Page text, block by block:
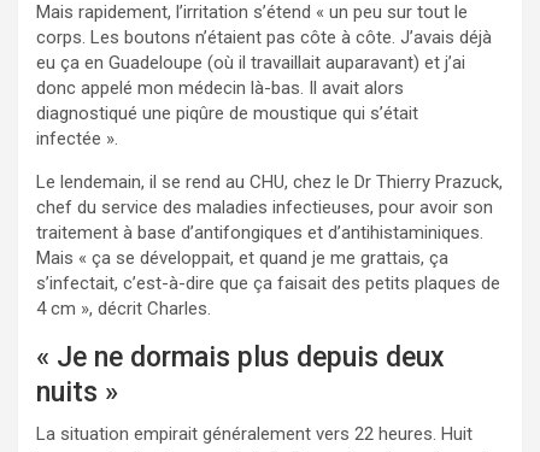
Mais rapidement, l’irritation s’étend « un peu sur tout le
corps. Les boutons n’étaient pas côte à côte. J’avais déjà
eu ça en Guadeloupe (où il travaillait auparavant) et j’ai
donc appelé mon médecin là-bas. Il avait alors
diagnostiqué une piqûre de moustique qui s’était
infectée ».
Le lendemain, il se rend au CHU, chez le Dr Thierry Prazuck,
chef du service des maladies infectieuses, pour avoir son
traitement à base d’antifongiques et d’antihistaminiques.
Mais « ça se développait, et quand je me grattais, ça
s’infectait, c’est-à-dire que ça faisait des petits plaques de
4 cm », décrit Charles.
« Je ne dormais plus depuis deux
nuits »
La situation empirait généralement vers 22 heures. Huit